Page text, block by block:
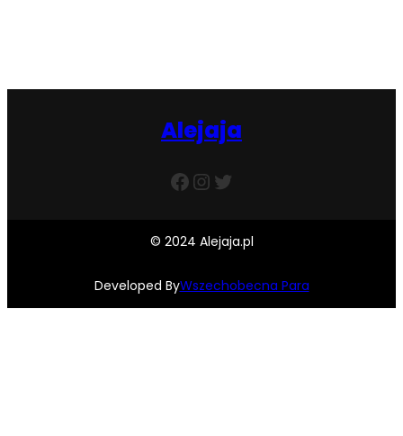
Alejaja
Facebook InstagramTwitter
© 2024 Alejaja.pl
Developed ByWszechobecna Para